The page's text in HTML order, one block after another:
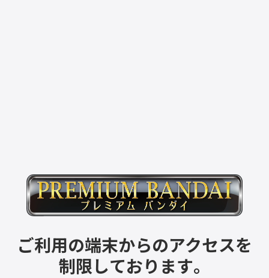
ご利用の端末からのアクセスを
制限しております。